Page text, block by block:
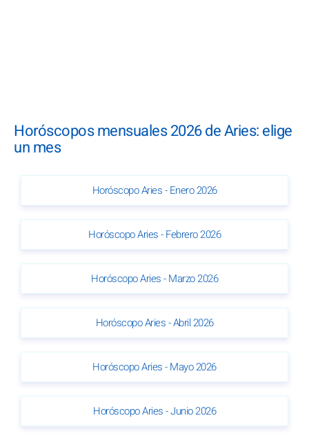
Horóscopos mensuales 2026 de Aries: elige
un mes
Horóscopo Aries - Enero 2026
Horóscopo Aries - Febrero 2026
Horóscopo Aries - Marzo 2026
Horóscopo Aries - Abril 2026
Horóscopo Aries - Mayo 2026
Horóscopo Aries - Junio 2026